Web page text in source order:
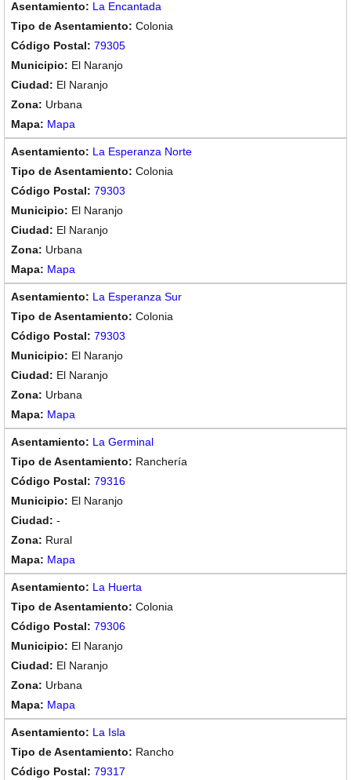
La Encantada
Colonia
79305
El Naranjo
El Naranjo
Urbana
Mapa
La Esperanza Norte
Colonia
79303
El Naranjo
El Naranjo
Urbana
Mapa
La Esperanza Sur
Colonia
79303
El Naranjo
El Naranjo
Urbana
Mapa
La Germinal
Ranchería
79316
El Naranjo
-
Rural
Mapa
La Huerta
Colonia
79306
El Naranjo
El Naranjo
Urbana
Mapa
La Isla
Rancho
79317